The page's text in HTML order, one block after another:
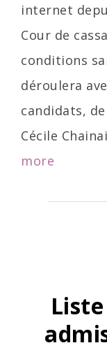
internet
Cour de
conditions
déroulera
candidats,
Cécile
more
stage
des